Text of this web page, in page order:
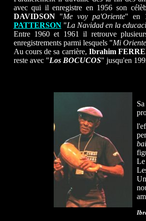
avec qui il enregistre en 1956 son
DAVIDSON"Me voy pa'Oriente" en
PATTERSON"La Navidad en la
Entre 1960 et 1961 il retrouve
enregistrements parmi lesquels "Mi Oriente
Au cours de sa carrière, Ibrahim
reste avec "Los BOCUCOS" jusqu'en
Le